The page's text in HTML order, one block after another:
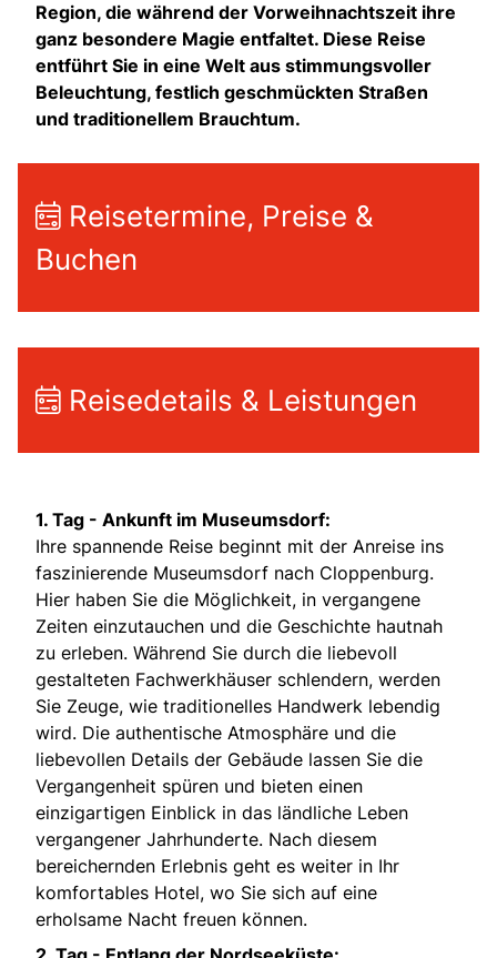
Region, die während der Vorweihnachtszeit ihre
ganz besondere Magie entfaltet. Diese Reise
entführt Sie in eine Welt aus stimmungsvoller
Beleuchtung, festlich geschmückten Straßen
und traditionellem Brauchtum.
Reisetermine, Preise &
Buchen
Reisedetails & Leistungen
1. Tag - Ankunft im Museumsdorf:
Ihre spannende Reise beginnt mit der Anreise ins
faszinierende Museumsdorf nach Cloppenburg.
Hier haben Sie die Möglichkeit, in vergangene
Zeiten einzutauchen und die Geschichte hautnah
zu erleben. Während Sie durch die liebevoll
gestalteten Fachwerkhäuser schlendern, werden
Sie Zeuge, wie traditionelles Handwerk lebendig
wird. Die authentische Atmosphäre und die
liebevollen Details der Gebäude lassen Sie die
Vergangenheit spüren und bieten einen
einzigartigen Einblick in das ländliche Leben
vergangener Jahrhunderte. Nach diesem
bereichernden Erlebnis geht es weiter in Ihr
komfortables Hotel, wo Sie sich auf eine
erholsame Nacht freuen können.